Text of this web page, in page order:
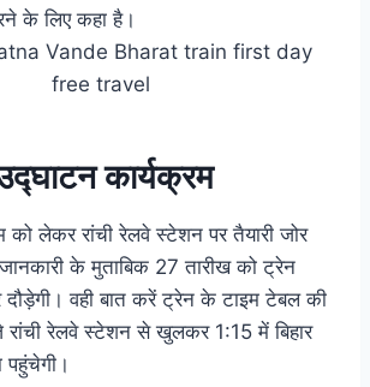
के लिए कहा है।
कार्यक्रम
को लेकर रांची रेलवे स्टेशन पर तैयारी जोर
के मुताबिक 27 तारीख को ट्रेन
दौड़ेगी। वही बात करें ट्रेन के टाइम टेबल की
रेलवे स्टेशन से खुलकर 1:15 में बिहार
पहुंचेगी।